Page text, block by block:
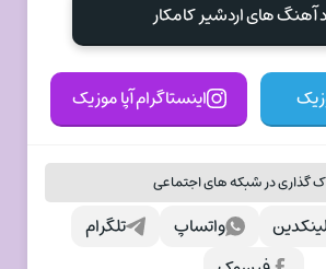
آهنگ های اردشیر کامکار
اینستاگرام آپا موزیک
گذاری در شبکه های اجتماعی
تلگرام واتساپ